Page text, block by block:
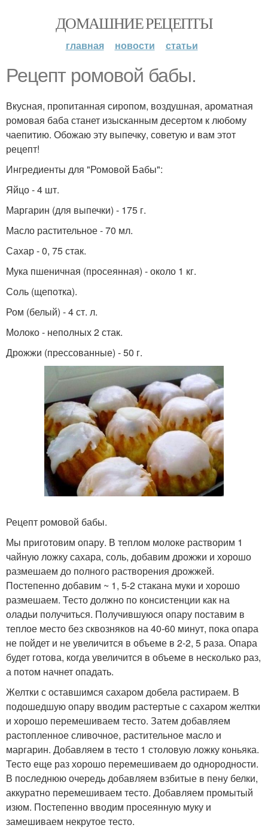
ДОМАШНИЕ РЕЦЕПТЫ
главная новости статьи
Рецепт ромовой бабы.
Вкусная, пропитанная сиропом, воздушная, ароматная
ромовая баба станет изысканным десертом к любому
чаепитию. Обожаю эту выпечку, советую и вам этот
рецепт!
Ингредиенты для "Ромовой Бабы":
Яйцо - 4 шт.
Маргарин (для выпечки) - 175 г.
Масло растительное - 70 мл.
Сахар - 0, 75 стак.
Мука пшеничная (просеянная) - около 1 кг.
Соль (щепотка).
Ром (белый) - 4 ст. л.
Молоко - неполных 2 стак.
Дрожжи (прессованные) - 50 г.
Рецепт ромовой бабы.
Мы приготовим опару. В теплом молоке растворим 1
чайную ложку сахара, соль, добавим дрожжи и хорошо
размешаем до полного растворения дрожжей.
Постепенно добавим ~ 1, 5-2 стакана муки и хорошо
размешаем. Тесто должно по консистенции как на
оладьи получиться. Получившуюся опару поставим в
теплое место без сквозняков на 40-60 минут, пока опара
не пойдет и не увеличится в объеме в 2-2, 5 раза. Опара
будет готова, когда увеличится в объеме в несколько раз,
а потом начнет опадать.
Желтки с оставшимся сахаром добела растираем. В
подошедшую опару вводим растертые с сахаром желтки
и хорошо перемешиваем тесто. Затем добавляем
растопленное сливочное, растительное масло и
маргарин. Добавляем в тесто 1 столовую ложку коньяка.
Тесто еще раз хорошо перемешиваем до однородности.
В последнюю очередь добавляем взбитые в пену белки,
аккуратно перемешиваем тесто. Добавляем промытый
изюм. Постепенно вводим просеянную муку и
замешиваем некрутое тесто.